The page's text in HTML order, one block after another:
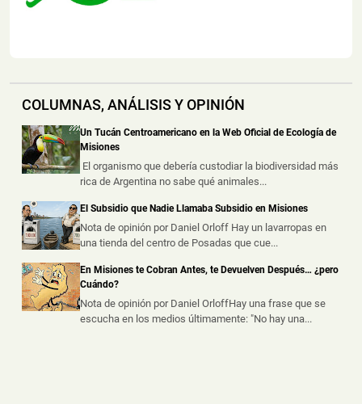
Una Automovilista y un Motociclista Resultaron
Lesionados tras un Choque en Posadas
Una mujer de 45 años y un hombre de 41 resultaron
Embestido y Sufrió Graves Quemaduras
📅 7 ago 2026
Un hombre sufrió quemaduras de consideración este
viernes al mediodía, tras ser ...
COLUMNAS, ANÁLISIS Y OPINIÓN
Un Tucán Centroamericano en la Web Oficial de Ecología de
Misiones
El organismo que debería custodiar la biodiversidad más
rica de Argentina no sabe qué animales...
El Subsidio que Nadie Llamaba Subsidio en Misiones
Nota de opinión por Daniel Orloff Hay un lavarropas en
una tienda del centro de Posadas que cue...
En Misiones te Cobran Antes, te Devuelven Después… ¿pero
Cuándo?
Nota de opinión por Daniel OrloffHay una frase que se
escucha en los medios últimamente: "No hay una...